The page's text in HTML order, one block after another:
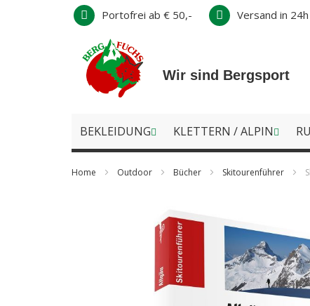
Direkt
Inhalt
Portofrei ab € 50,- Versand in 24h
Wir sind Bergsport
BEKLEIDUNG KLETTERN / ALPIN
Home Outdoor Bücher Skitourenführer